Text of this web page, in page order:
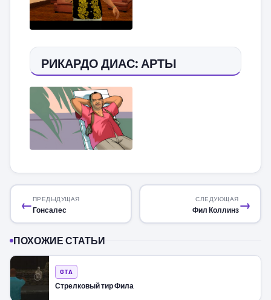
РИКАРДО ДИАС: АРТЫ
←ПРЕДЫДУЩАЯ
Гонсалес →
СЛЕДУЮЩАЯ
Фил Коллинз
ПОХОЖИЕ СТАТЬИ
GTA
Стрелковый тир Фила